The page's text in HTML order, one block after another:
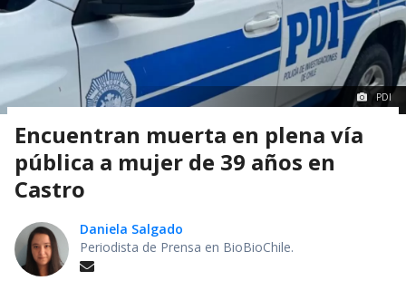
PDI
Encuentran muerta en plena vía
pública a mujer de 39 años en
Castro
Daniela Salgado
Periodista de Prensa en BioBioChile.